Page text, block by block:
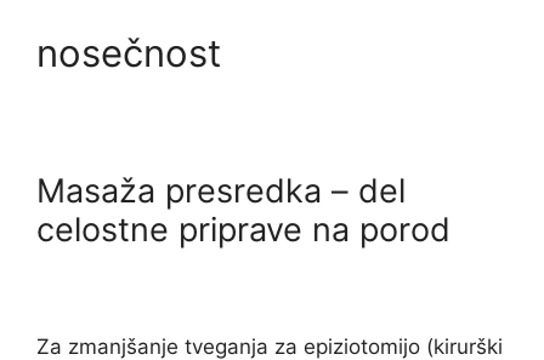
nosečnost
Masaža presredka – del
celostne priprave na porod
Za zmanjšanje tveganja za epiziotomijo (kirurški